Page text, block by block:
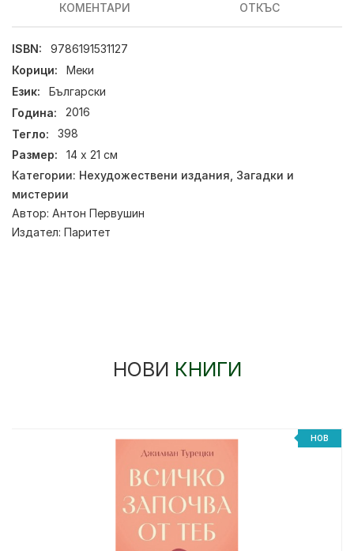
КОМЕНТАРИ ОТКЪС
ISBN:
9786191531127
Корици:
Меки
Език:
Български
Година:
2016
Тегло:
398
Размер:
14 x 21 см
Категории: Нехудожествени издания Загадки и
мистерии
Автор: Антон Первушин
Издател: Паритет
НОВИ КНИГИ
НОВ